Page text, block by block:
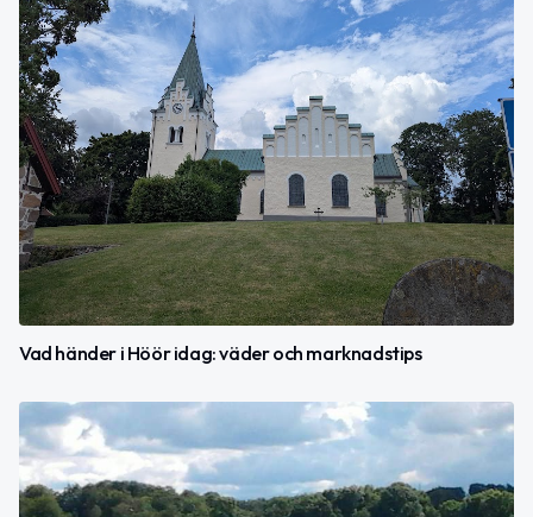
Vad händer i Höör idag: väder och marknadstips